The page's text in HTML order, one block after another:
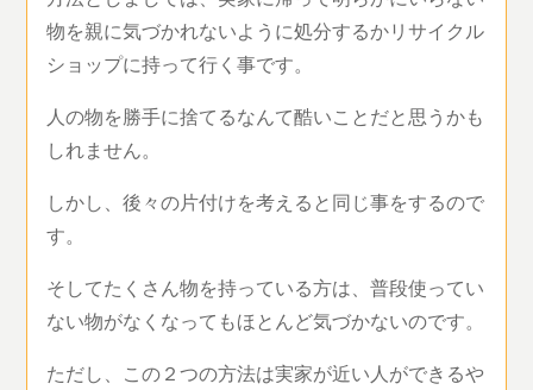
物を親に気づかれないように処分するかリサイクル
ショップに持って行く事です。
人の物を勝手に捨てるなんて酷いことだと思うかも
しれません。
しかし、後々の片付けを考えると同じ事をするので
す。
そしてたくさん物を持っている方は、普段使ってい
ない物がなくなってもほとんど気づかないのです。
ただし、この２つの方法は実家が近い人ができるや